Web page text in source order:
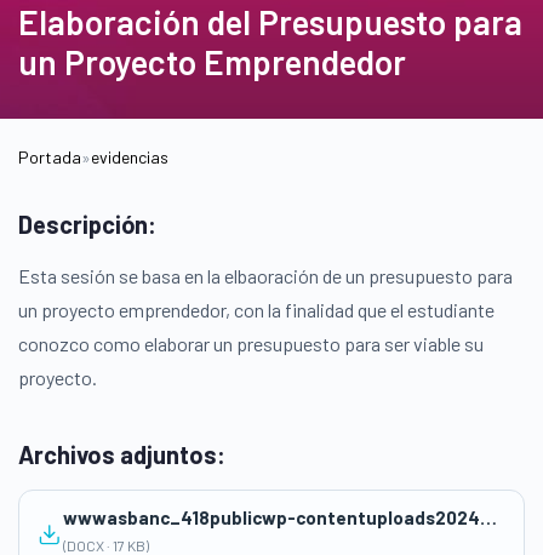
Elaboración del Presupuesto para
un Proyecto Emprendedor
Portada»evidencias
Descripción:
Esta sesión se basa en la elbaoración de un presupuesto para
un proyecto emprendedor, con la finalidad que el estudiante
conozco como elaborar un presupuesto para ser viable su
proyecto.
Archivos adjuntos:
wwwasbanc_418publicwp-contentuploads202409Sesion-de-Clase-EPT.docx
(DOCX · 17 KB)